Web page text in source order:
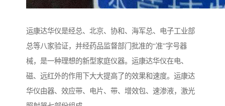
运康达华仪是经总、北京、协和、海军总、电子工业部
总等八家验证，并经药品监督部门批准的“准”字号器
械，是一种理想的新型家庭仪器。运康达华仪在电、
磁、远红外的作用下大大提高了的效果和速度。运康达
华仪由器、效应带、电片、带、增效包、速渗液，激光